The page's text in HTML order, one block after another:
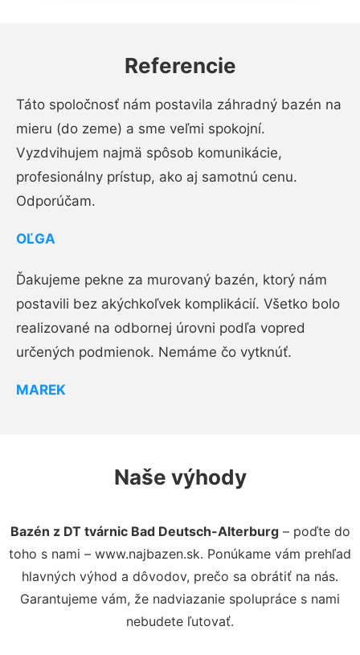
Referencie
Táto spoločnosť nám postavila záhradný bazén na
mieru (do zeme) a sme veľmi spokojní.
Vyzdvihujem najmä spôsob komunikácie,
profesionálny prístup, ako aj samotnú cenu.
Odporúčam.
OĽGA
Ďakujeme pekne za murovaný bazén, ktorý nám
postavili bez akýchkoľvek komplikácií. Všetko bolo
realizované na odbornej úrovni podľa vopred
určených podmienok. Nemáme čo vytknúť.
MAREK
Naše výhody
Bazén z DT tvárnic Bad Deutsch-Alterburg– poďte do
toho s nami – www.najbazen.sk. Ponúkame vám prehľad
hlavných výhod a dôvodov, prečo sa obrátiť na nás.
Garantujeme vám, že nadviazanie spolupráce s nami
nebudete ľutovať.